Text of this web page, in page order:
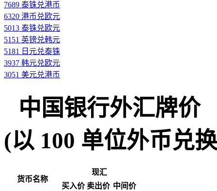
7689 泰铢兑港币
6320 港币兑欧元
5013 泰铢兑欧元
5151 英镑兑韩元
5181 日元兑泰铢
3937 韩元兑欧元
3051 美元兑港币
中国银行外汇牌价
(以 100 单位外币兑
货币名称
现汇
买入价 卖出价 中间价